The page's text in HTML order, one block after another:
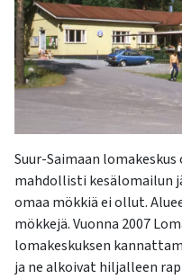
Suur-Saimaan
mahdollisti kesälomailun
omaa mökkiä ei ollut.
mökkejä. Vuonna 2007
lomakeskuksen
ja ne alkoivat hiljalleen